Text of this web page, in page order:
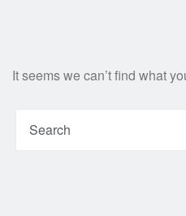
It seems we can’t find what